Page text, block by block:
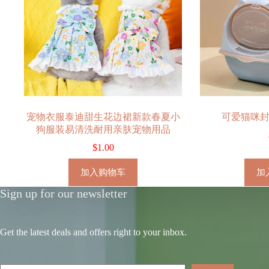
宠物衣服泰迪甜生花边裙新款春夏小
狗服装易清洗耐用亲肤宠物用品
$1.00
加入购物车
可爱猫咪
加
Sign up for our newsletter
Get the latest deals and offers right to your inbox.